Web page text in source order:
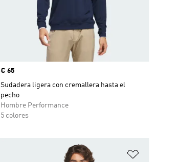
Precio
€ 65
Sudadera ligera con cremallera hasta el
pecho
Hombre Performance
5 colores
a la lista de deseos